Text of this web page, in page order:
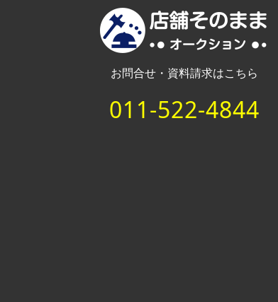
お問合せ・資料請求はこちら
011-522-4844